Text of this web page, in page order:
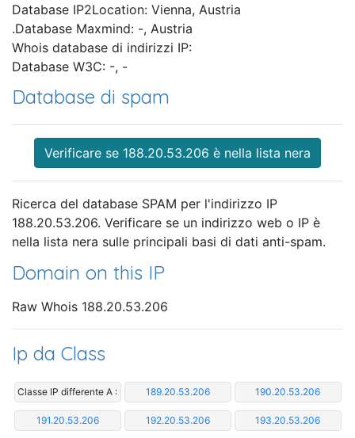
Database IP2Location: Vienna, Austria
.Database Maxmind: -, Austria
Whois database di indirizzi IP:
Database W3C: -, -
Database di spam
Verificare se 188.20.53.206 è nella lista nera
Ricerca del database SPAM per l'indirizzo IP
188.20.53.206. Verificare se un indirizzo web o IP è
nella lista nera sulle principali basi di dati anti-spam.
Domain on this IP
Raw Whois 188.20.53.206
Ip da Class
Classe IP differente A : 189.20.53.206 190.20.53.206
191.20.53.206 192.20.53.206 193.20.53.206